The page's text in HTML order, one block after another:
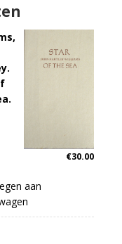
€30.00
aan